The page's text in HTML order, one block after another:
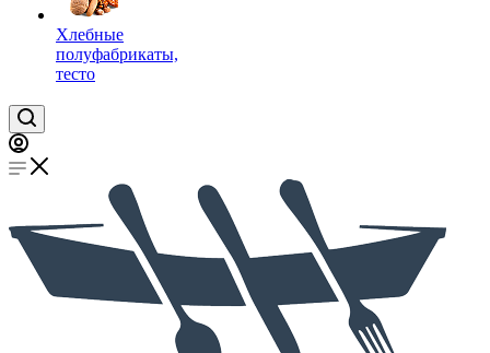
Хлебные
полуфабрикаты,
тесто